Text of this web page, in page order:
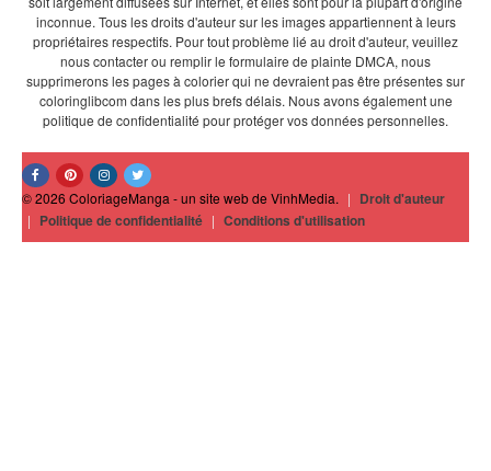
inconnue. Tous les droits d'auteur sur les images appartiennent à leurs
propriétaires respectifs. Pour tout problème lié au droit d'auteur, veuillez
nous contacter ou remplir le formulaire de plainte DMCA, nous
supprimerons les pages à colorier qui ne devraient pas être présentes sur
coloringlibcom dans les plus brefs délais. Nous avons également une
politique de confidentialité pour protéger vos données personnelles.
© 2026 ColoriageManga - un site web de VinhMedia. | Droit d'auteur
| Politique de confidentialité | Conditions d'utilisation